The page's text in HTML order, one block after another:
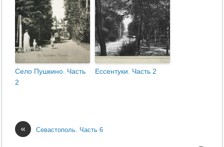
Село Пушкино. Часть
2
Ессентуки. Часть 2
« Севастополь. Часть 6